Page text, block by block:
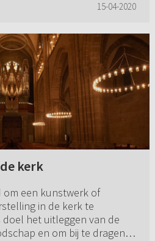
15-04-2020
kerk
een kunstwerk of
in de kerk te
het uitleggen van de
en om bij te dragen